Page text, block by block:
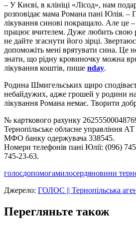
– У Києві, в клініці «Лісод», нам
розповідає мама Романа пані Юлія. –
лікування синові покращало. Але це
працює вчителем. Дуже любить
не дайте згаснути його зірці.
допоможіть мені врятувати сина. Це
знати, що рідну кровиночку можна
лікування коштів, пише nday.
Родина Шмигельських щиро
небайдужих, адже грошей у родини
лікування Романа немає. Творити
№ карткового рахунку
Тернопільське обласне управління
МФО банку одержувача 338545.
Номери телефонів пані Юлії: (096)
745-23-63.
голосдопомогамилосердяновини
Джерело: ГОЛОС || Тернопільська
Перегляньте також